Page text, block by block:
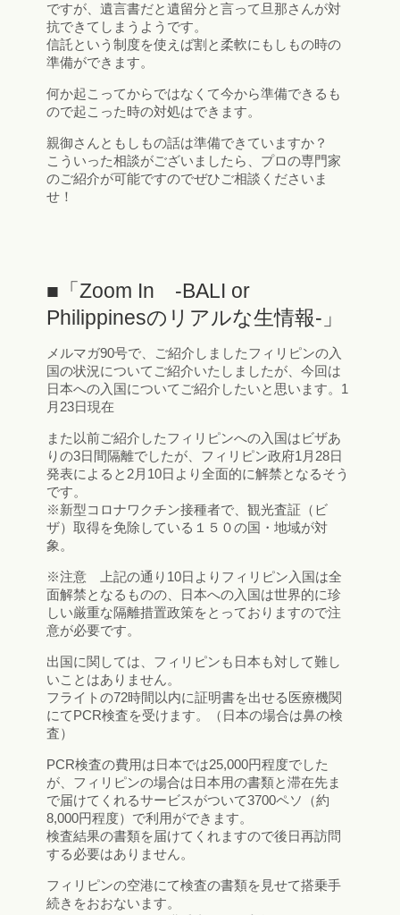
ですが、遺言書だと遺留分と言って旦那さんが対
抗できてしまうようです。
信託という制度を使えば割と柔軟にもしもの時の
準備ができます。
何か起こってからではなくて今から準備できるも
ので起こった時の対処はできます。
親御さんともしもの話は準備できていますか？
こういった相談がございましたら、プロの専門家
のご紹介が可能ですのでぜひご相談くださいま
せ！
■「Zoom In -BALI or
Philippinesのリアルな生情報-」
メルマガ90号で、ご紹介しましたフィリピンの入
国の状況についてご紹介いたしましたが、今回は
日本への入国についてご紹介したいと思います。1
月23日現在
また以前ご紹介したフィリピンへの入国はビザあ
りの3日間隔離でしたが、フィリピン政府1月28日
発表によると2月10日より全面的に解禁となるそう
です。
※新型コロナワクチン接種者で、観光査証（ビ
ザ）取得を免除している１５０の国・地域が対
象。
※注意 上記の通り10日よりフィリピン入国は全
面解禁となるものの、日本への入国は世界的に珍
しい厳重な隔離措置政策をとっておりますので注
意が必要です。
出国に関しては、フィリピンも日本も対して難し
いことはありません。
フライトの72時間以内に証明書を出せる医療機関
にてPCR検査を受けます。（日本の場合は鼻の検
査）
PCR検査の費用は日本では25,000円程度でした
が、フィリピンの場合は日本用の書類と滞在先ま
で届けてくれるサービスがついて3700ペソ（約
8,000円程度）で利用ができます。
検査結果の書類を届けてくれますので後日再訪問
する必要はありません。
フィリピンの空港にて検査の書類を見せて搭乗手
続きをおおないます。